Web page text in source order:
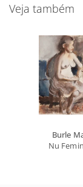
Veja também
Burle
Nu